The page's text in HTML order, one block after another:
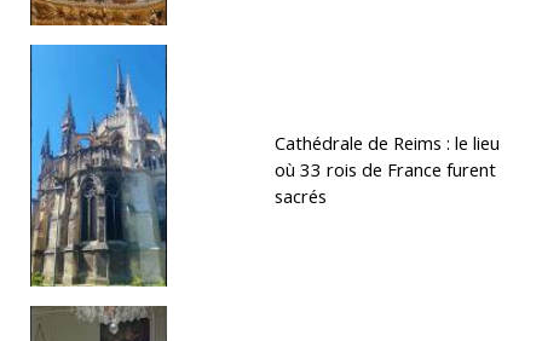
Cathédrale de Reims : le lieu
où 33 rois de France furent
sacrés